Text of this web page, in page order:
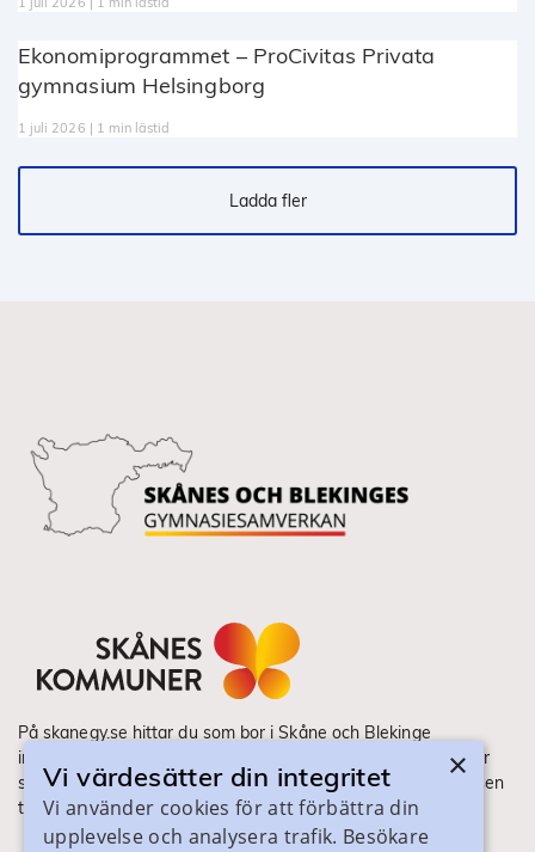
Ekonomiprogrammet – ProCivitas Privata
gymnasium Helsingborg
1 juli 2026 | 1 min lästid
Ladda fler
På skanegy.se hittar du som bor i Skåne och Blekinge
information om ditt gymnasieval. Här ser du vilka utbildningar
som finns och hur ansökan och antagning går till. Webbplatsen
tillhandahålls av Skånes Kommuner.
×
Vi värdesätter din integritet
Vi använder cookies för att förbättra din
upplevelse och analysera trafik. Besökare